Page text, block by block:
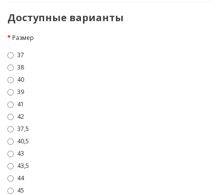
Доступные варианты
Размер
37
38
40
39
41
42
37,5
40,5
43
43,5
44
45